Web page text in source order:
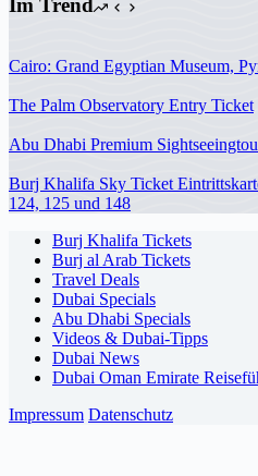
Cairo: Grand Egyptian Museum,
The Palm Observatory Entry Ticket
Abu Dhabi Premium
Burj Khalifa Sky Ticket
124, 125 und 148
Burj Khalifa Tickets
Burj al Arab Tickets
Travel Deals
Dubai Specials
Abu Dhabi Specials
Videos & Dubai-Tipps
Dubai News
Dubai Oman Emirate
Impressum Datenschutz